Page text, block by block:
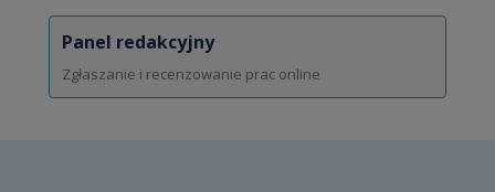
Panel redakcyjny
Zgłaszanie i recenzowanie prac online